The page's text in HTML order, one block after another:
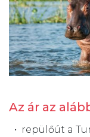
Az ár az
repülőút a